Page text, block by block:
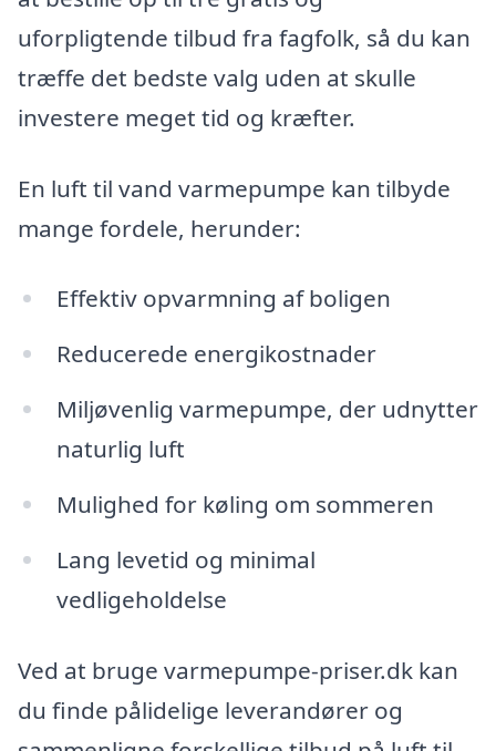
uforpligtende tilbud fra fagfolk, så du kan
træffe det bedste valg uden at skulle
investere meget tid og kræfter.
En luft til vand varmepumpe kan tilbyde
mange fordele, herunder:
Effektiv opvarmning af boligen
Reducerede energikostnader
Miljøvenlig varmepumpe, der udnytter
naturlig luft
Mulighed for køling om sommeren
Lang levetid og minimal
vedligeholdelse
Ved at bruge varmepumpe-priser.dk kan
du finde pålidelige leverandører og